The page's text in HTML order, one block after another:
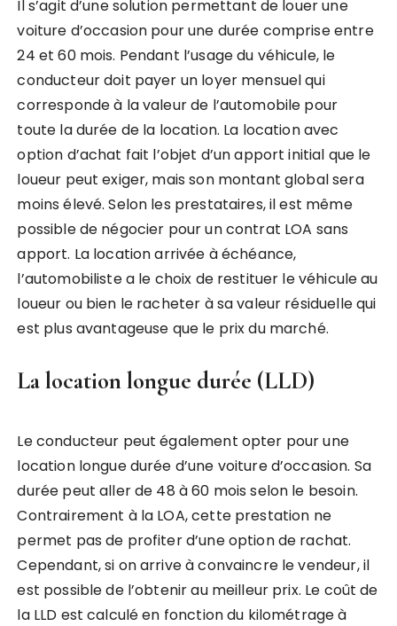
Il s’agit d’une solution permettant de louer une
voiture d’occasion pour une durée comprise entre
24 et 60 mois. Pendant l’usage du véhicule, le
conducteur doit payer un loyer mensuel qui
corresponde à la valeur de l’automobile pour
toute la durée de la location. La location avec
option d’achat fait l’objet d’un apport initial que le
loueur peut exiger, mais son montant global sera
moins élevé. Selon les prestataires, il est même
possible de négocier pour un contrat LOA sans
apport. La location arrivée à échéance,
l’automobiliste a le choix de restituer le véhicule au
loueur ou bien le racheter à sa valeur résiduelle qui
est plus avantageuse que le prix du marché.
La location longue durée (LLD)
Le conducteur peut également opter pour une
location longue durée d’une voiture d’occasion. Sa
durée peut aller de 48 à 60 mois selon le besoin.
Contrairement à la LOA, cette prestation ne
permet pas de profiter d’une option de rachat.
Cependant, si on arrive à convaincre le vendeur, il
est possible de l’obtenir au meilleur prix. Le coût de
la LLD est calculé en fonction du kilométrage à